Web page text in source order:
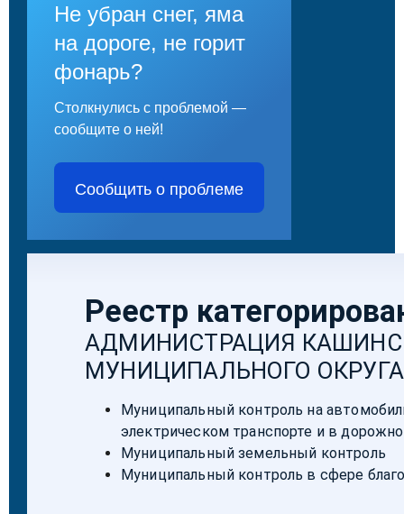
Не убран снег, яма
на дороге, не горит
фонарь?
Столкнулись с проблемой —
сообщите о ней!
Сообщить о проблеме